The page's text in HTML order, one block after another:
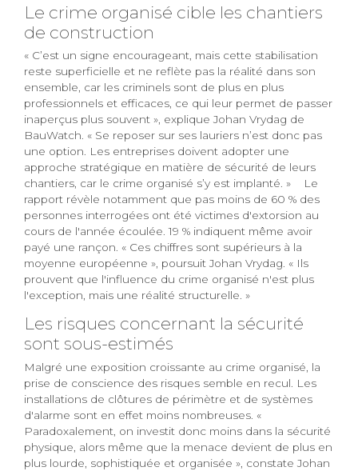
Le crime organisé cible les chantiers
de construction
« C’est un signe encourageant, mais cette stabilisation
reste superficielle et ne reflète pas la réalité dans son
ensemble, car les criminels sont de plus en plus
professionnels et efficaces, ce qui leur permet de passer
inaperçus plus souvent », explique Johan Vrydag de
BauWatch. « Se reposer sur ses lauriers n’est donc pas
une option. Les entreprises doivent adopter une
approche stratégique en matière de sécurité de leurs
chantiers, car le crime organisé s’y est implanté. » Le
rapport révèle notamment que pas moins de 60 % des
personnes interrogées ont été victimes d'extorsion au
cours de l'année écoulée. 19 % indiquent même avoir
payé une rançon. « Ces chiffres sont supérieurs à la
moyenne européenne », poursuit Johan Vrydag. « Ils
prouvent que l'influence du crime organisé n'est plus
l'exception, mais une réalité structurelle. »
Les risques concernant la sécurité
sont sous-estimés
Malgré une exposition croissante au crime organisé, la
prise de conscience des risques semble en recul. Les
installations de clôtures de périmètre et de systèmes
d'alarme sont en effet moins nombreuses. «
Paradoxalement, on investit donc moins dans la sécurité
physique, alors même que la menace devient de plus en
plus lourde, sophistiquée et organisée », constate Johan